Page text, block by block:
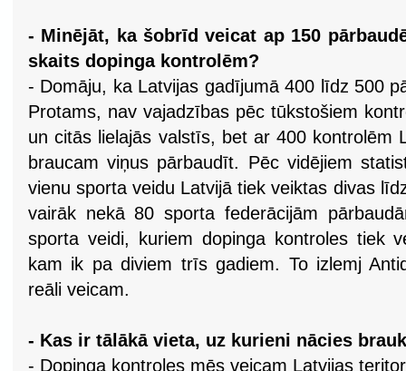
- Minējāt, ka šobrīd veicat ap 150
skaits dopinga kontrolēm?
- Domāju, ka Latvijas gadījumā 400 līdz 500
Protams, nav vajadzības pēc tūkstošiem
un citās lielajās valstīs, bet ar 400 kontrolēm
braucam viņus pārbaudīt. Pēc vidējiem
vienu sporta veidu Latvijā tiek veiktas divas
vairāk nekā 80 sporta federācijām
sporta veidi, kuriem dopinga kontroles tiek
kam ik pa diviem trīs gadiem. To izlemj
reāli veicam.
- Kas ir tālākā vieta, uz kurieni nācies
- Dopinga kontroles mēs veicam Latvijas